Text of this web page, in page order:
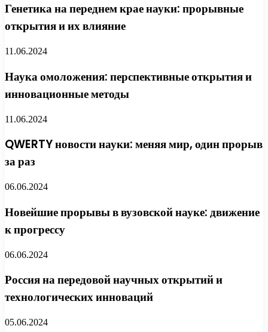
Генетика на переднем крае науки: прорывные
открытия и их влияние
11.06.2024
Наука омоложения: перспективные открытия и
инновационные методы
11.06.2024
QWERTY новости науки: меняя мир, один прорыв
за раз
06.06.2024
Новейшие прорывы в вузовской науке: движение
к прогрессу
06.06.2024
Россия на передовой научных открытий и
технологических инноваций
05.06.2024